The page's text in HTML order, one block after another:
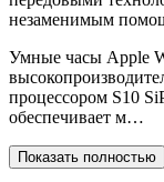
незаменимым
Умные часы Apple
процессором S10
обеспечивает м…
Показать полностью